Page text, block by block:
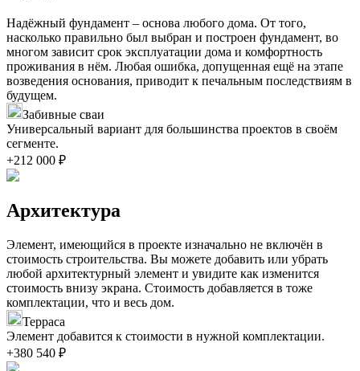
Надёжный фундамент – основа любого дома. От того,
насколько правильно был выбран и построен фундамент, во
многом зависит срок эксплуатации дома и комфортность
проживания в нём. Любая ошибка, допущенная ещё на этапе
возведения основания, приводит к печальным последствиям в
будущем.
Забивные сваи
Универсальный вариант для большинства проектов в своём
сегменте.
+212 000 ₽
Архитектура
Элемент, имеющийся в проекте изначально не включён в
стоимость строительства. Вы можете добавить или убрать
любой архитектурный элемент и увидите как изменится
стоимость внизу экрана. Стоимость добавляется в тоже
комплектации, что и весь дом.
Терраса
Элемент добавится к стоимости в нужной комплектации.
+380 540 ₽